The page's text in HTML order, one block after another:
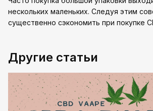
нескольких маленьких. Следуя этим
существенно сэкономить при покупке
Другие статьи